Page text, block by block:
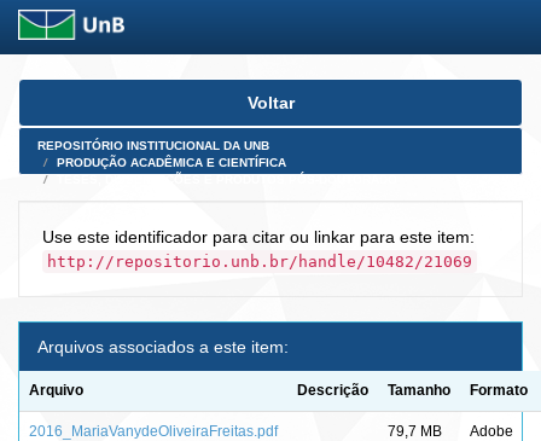
Skip
Voltar
REPOSITÓRIO INSTITUCIONAL DA UNB
PRODUÇÃO ACADÊMICA E CIENTÍFICA
Use este identificador para citar ou linkar para este item:
http://repositorio.unb.br/handle/10482/21069
Arquivos associados a este item:
Arquivo Descrição Tamanho Formato
2016_MariaVanydeOliveiraFreitas.pdf 79,7 MB
Adobe